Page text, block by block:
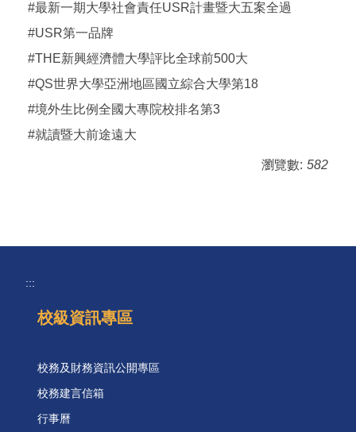
#最新一期大學社會責任USR計畫暨大五案全過
#USR第一品牌
#THE新興經濟體大學評比全球前500大
#QS世界大學亞洲地區國立綜合大學第18
#境外生比例全國大專院校排名第3
#就讀暨大前途遠大
瀏覽數: 582
:::
校級資訊專區
校務及財務資訊公開專區
校務建言信箱
行事曆